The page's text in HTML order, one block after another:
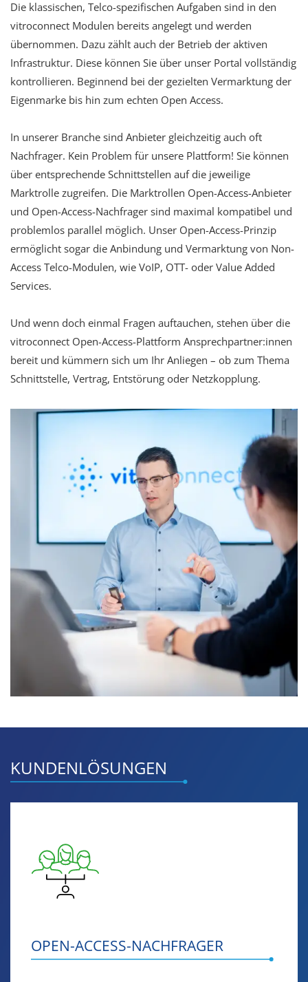
Die klassischen, Telco-spezifischen Aufgaben sind in den
vitroconnect Modulen bereits angelegt und werden
übernommen. Dazu zählt auch der Betrieb der aktiven
Infrastruktur. Diese können Sie über unser Portal vollständig
kontrollieren. Beginnend bei der gezielten Vermarktung der
Eigenmarke bis hin zum echten Open Access.
In unserer Branche sind Anbieter gleichzeitig auch oft
Nachfrager. Kein Problem für unsere Plattform! Sie können
über entsprechende Schnittstellen auf die jeweilige
Marktrolle zugreifen. Die Marktrollen Open-Access-Anbieter
und Open-Access-Nachfrager sind maximal kompatibel und
problemlos parallel möglich. Unser Open-Access-Prinzip
ermöglicht sogar die Anbindung und Vermarktung von Non-
Access Telco-Modulen, wie VoIP, OTT- oder Value Added
Services.
Und wenn doch einmal Fragen auftauchen, stehen über die
vitroconnect Open-Access-Plattform Ansprechpartner:innen
bereit und kümmern sich um Ihr Anliegen – ob zum Thema
Schnittstelle, Vertrag, Entstörung oder Netzkopplung.
KUNDENLÖSUNGEN
OPEN-ACCESS-NACHFRAGER